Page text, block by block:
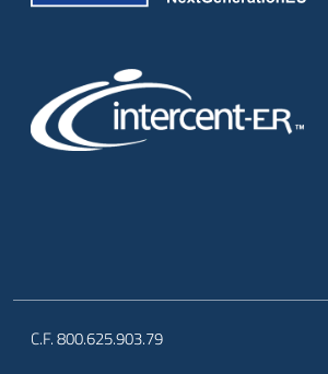
C.F. 800.625.903.79